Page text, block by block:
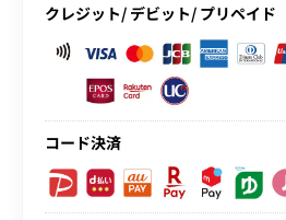
クレジット/ デビット/ プリペイド
コード決済